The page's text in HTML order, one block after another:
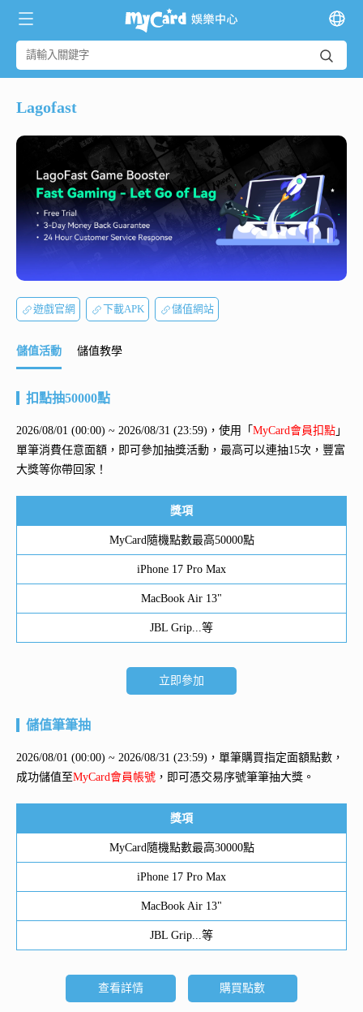
Lagofast
遊戲官網 下載APK 儲值網站
儲值活動 儲值教學
扣點抽50000點
2026/08/01 (00:00) ~ 2026/08/31 (23:59)，使用「 MyCard會員扣點 」
單筆消費任意面額，即可參加抽獎活動，最高可以連抽15次，豐富
大獎等你帶回家！
獎項
MyCard隨機點數最高50000點
iPhone 17 Pro Max
MacBook Air 13"
JBL Grip...等
立即參加
儲值筆筆抽
2026/08/01 (00:00) ~ 2026/08/31 (23:59)，單筆購買指定面額點數，
成功儲值至MyCard會員帳號 ，即可憑交易序號筆筆抽大獎。
獎項
MyCard隨機點數最高30000點
iPhone 17 Pro Max
MacBook Air 13"
JBL Grip...等
查看詳情 購買點數